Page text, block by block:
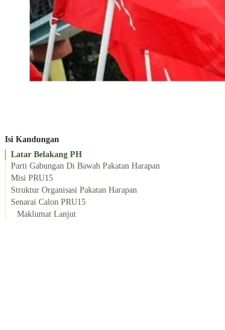
Isi Kandungan
Latar Belakang PH
Parti Gabungan Di Bawah Pakatan Harapan
Misi PRU15
Struktur Organisasi Pakatan Harapan
Senarai Calon PRU15
Maklumat Lanjut